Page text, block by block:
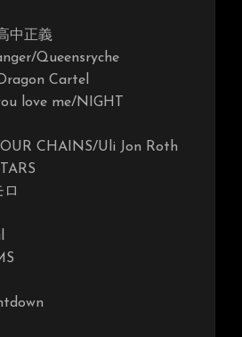
中正義
Queensryche
Cartel
love me/NIGHT
CHAINS/Uli Jon Roth